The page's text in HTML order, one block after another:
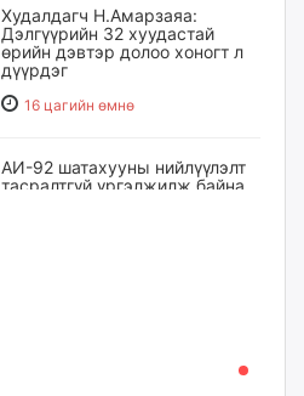
Худалдагч Н.Амарзаяа:
Дэлгүүрийн 32 хуудастай
өрийн дэвтэр долоо хоногт л
дүүрдэг
16 цагийн өмнө
АИ-92 шатахууны нийлүүлэлт
тасралтгүй үргэлжилж байна